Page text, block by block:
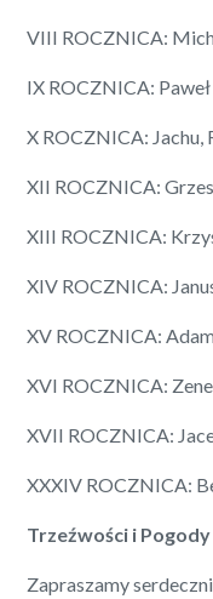
VIII ROCZNICA:
IX ROCZNICA: Paweł
X ROCZNICA: Jachu,
XII ROCZNICA:
XIII ROCZNICA:
XIV ROCZNICA:
XV ROCZNICA:
XVI ROCZNICA:
XVII ROCZNICA:
XXXIV ROCZNICA:
Trzeźwości i
Zapraszamy